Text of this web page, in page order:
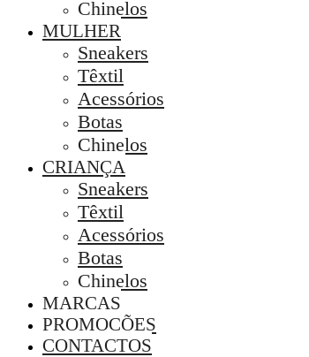
Chinelos
MULHER
Sneakers
Têxtil
Acessórios
Botas
Chinelos
CRIANÇA
Sneakers
Têxtil
Acessórios
Botas
Chinelos
MARCAS
PROMOÇÕES
CONTACTOS